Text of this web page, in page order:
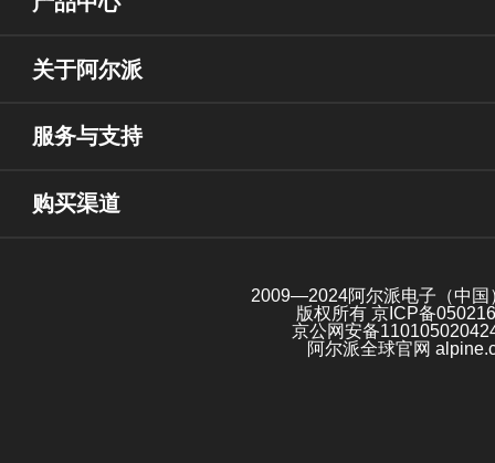
关于阿尔派
服务与支持
购买渠道
2009—2024阿尔派电子（中国
版权所有 京ICP备
京公网安备
阿尔派全球官网